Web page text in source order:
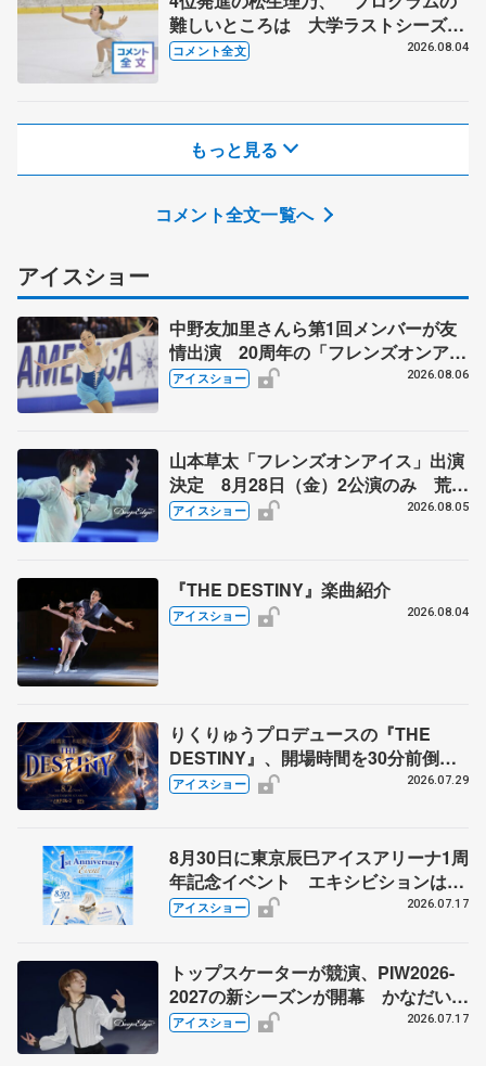
難しいところは 大学ラストシーズン
に思い 【みなとアクルス杯SP】
コメント全文 2026.08.04
もっと見る
コメント全文一覧へ
アイスショー
中野友加里さんら第1回メンバーが友
情出演 20周年の「フレンズオンアイ
ス」 宮本賢二さん、有川梨絵さん、
アイスショー 2026.08.06
山本草太「フレンズオンアイス」出演
決定 8月28日（金）2公演のみ 荒川
静香さんプロデュース、20周年のアイ
アイスショー 2026.08.05
『THE DESTINY』楽曲紹介
アイスショー 2026.08.04
りくりゅうプロデュースの『THE
DESTINY』、開場時間を30分前倒
し 熱中症対策で
アイスショー 2026.07.29
8月30日に東京辰巳アイスアリーナ1周
年記念イベント エキシビションは7
月18日から先行抽選申し込み開始
アイスショー 2026.07.17
トップスケーターが競演、PIW2026-
2027の新シーズンが開幕 かなだいの
新作は『Sing Sing Sing』、PIWチー
アイスショー 2026.07.17